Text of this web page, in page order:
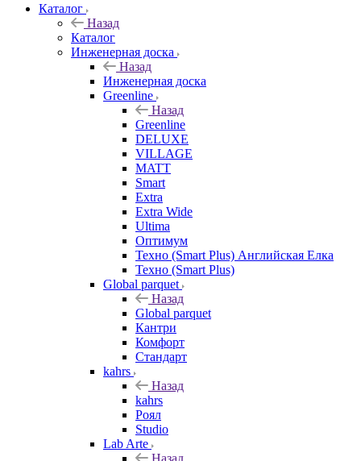
Каталог
Назад
Каталог
Инженерная доска
Назад
Инженерная доска
Greenline
Назад
Greenline
DELUXE
VILLAGE
MATT
Smart
Extra
Extra Wide
Ultima
Оптимум
Техно (Smart Plus) Английская Елка
Техно (Smart Plus)
Global parquet
Назад
Global parquet
Кантри
Комфорт
Стандарт
kahrs
Назад
kahrs
Роял
Studio
Lab Arte
Назад